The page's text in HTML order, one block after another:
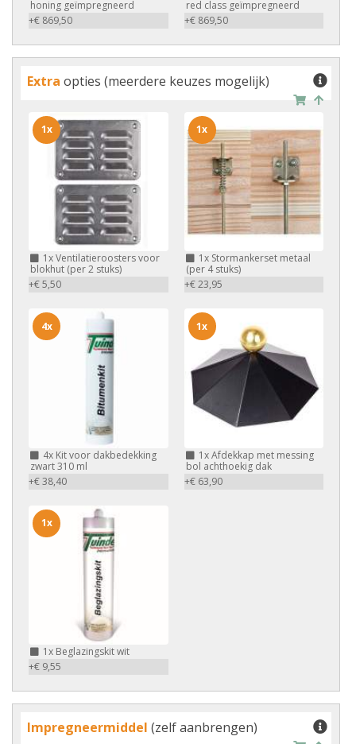
honing geïmpregneerd
+€ 869,50
red class geïmpregneerd
+€ 869,50
Extra opties (meerdere keuzes mogelijk)
1xVentilatieroosters voor
blokhut (per 2 stuks)
+€ 5,50
1x
1xStormankerset metaal
(per 4 stuks)
+€ 23,95
1x
4x Kit voor dakbedekking
zwart 310 ml
+€ 38,40
4x
1xAfdekkap met messing
bol achthoekig dak
+€ 63,90
1x
1x Beglazingskit wit
+€ 9,55
1x
Impregneermiddel (zelf aanbrengen)